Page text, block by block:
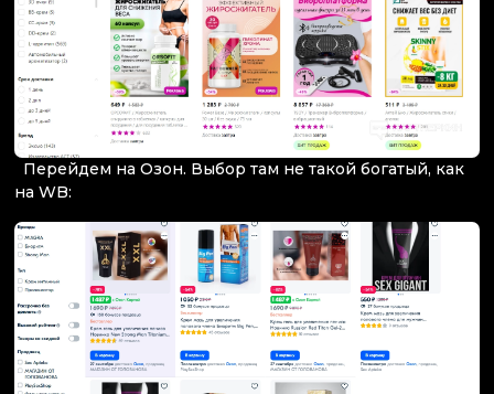
Перейдем на Озон. Выбор там не такой богатый, как
на WB: